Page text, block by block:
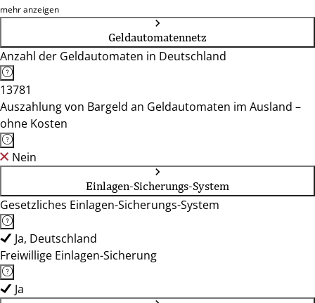
53117, 53123, 53129, 53173, 53175, 53225, 53227, 53229,
53332, 53567, 53604, 53639, 53773, 53783
mehr anzeigen
Geldautomatennetz
Anzahl der Geldautomaten in Deutschland
13781
Auszahlung von Bargeld an Geldautomaten im Ausland –
ohne Kosten
Nein
Einlagen-Sicherungs-System
Gesetzliches Einlagen-Sicherungs-System
Ja, Deutschland
Freiwillige Einlagen-Sicherung
Ja